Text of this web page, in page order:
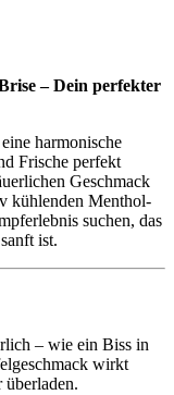
– Dein perfekter
eine harmonische
Frische perfekt
Geschmack
kühlenden Menthol-
suchen, das
ist.
– wie ein Biss in
wirkt